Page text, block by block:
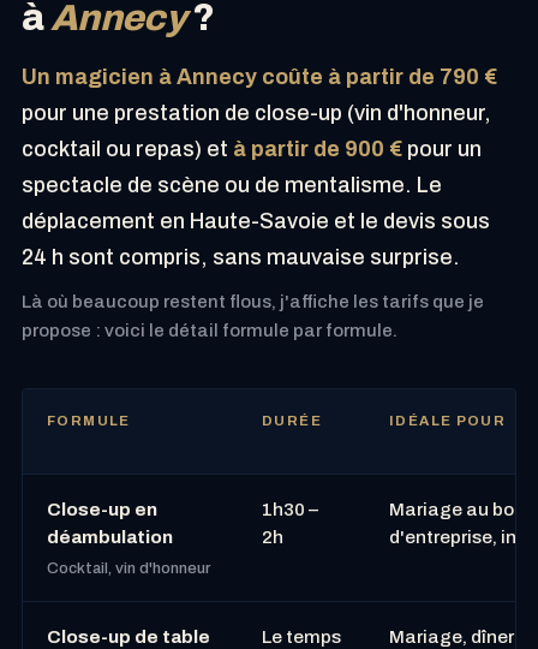
àAnnecy?
Un magicien à Annecy coûte à partir de 790 €
pour une prestation de close-up (vin d'honneur,
cocktail ou repas) et à partir de 900 € pour un
spectacle de scène ou de mentalisme. Le
déplacement en Haute-Savoie et le devis sous
24 h sont compris, sans mauvaise surprise.
Là où beaucoup restent flous, j'affiche les tarifs que je
propose : voici le détail formule par formule.
FORMULE DURÉE IDÉALE POUR
Close-up en
déambulation
Cocktail, vin d'honneur
1h30 –
2h
Mariage au bord
d'entreprise,
Close-up de table
Le temps
Mariage, dîner